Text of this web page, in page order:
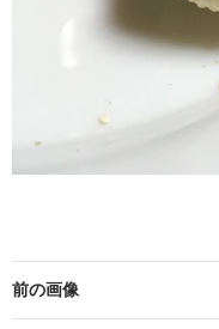
前の画像